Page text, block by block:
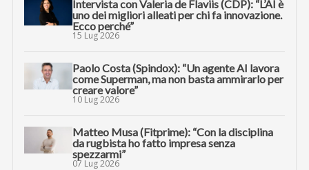
Intervista con Valeria de Flaviis (CDP): “L’AI è
uno dei migliori alleati per chi fa innovazione.
Ecco perché”
15 Lug 2026
Paolo Costa (Spindox): “Un agente AI lavora
come Superman, ma non basta ammirarlo per
creare valore”
10 Lug 2026
Matteo Musa (Fitprime): “Con la disciplina
da rugbista ho fatto impresa senza
spezzarmi”
07 Lug 2026